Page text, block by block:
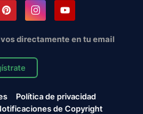
directamente en tu email
Política de privacidad
de Copyright